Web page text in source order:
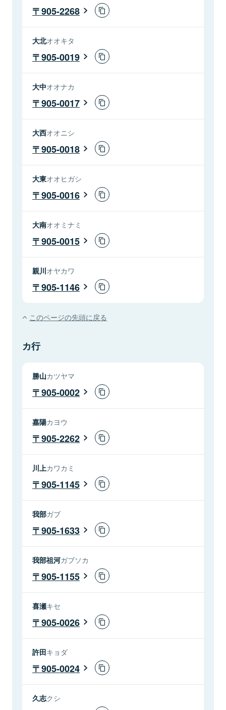
905-2268
大北オオキタ
905-0019
大中オオナカ
905-0017
大西オオニシ
905-0018
大東オオヒガシ
905-0016
大南オオミナミ
905-0015
親川オヤカワ
905-1146
このページの先頭に戻る
カ行
勝山カツヤマ
905-0002
嘉陽カヨウ
905-2262
川上カワカミ
905-1145
我部ガブ
905-1633
我部祖河ガブソカ
905-1155
喜瀬キセ
905-0026
許田キョダ
905-0024
久志クシ